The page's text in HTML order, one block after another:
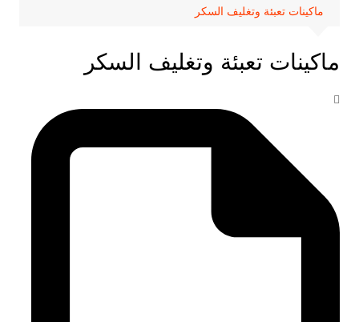
ماكينات تعبئة وتغليف السكر
ماكينات تعبئة وتغليف السكر